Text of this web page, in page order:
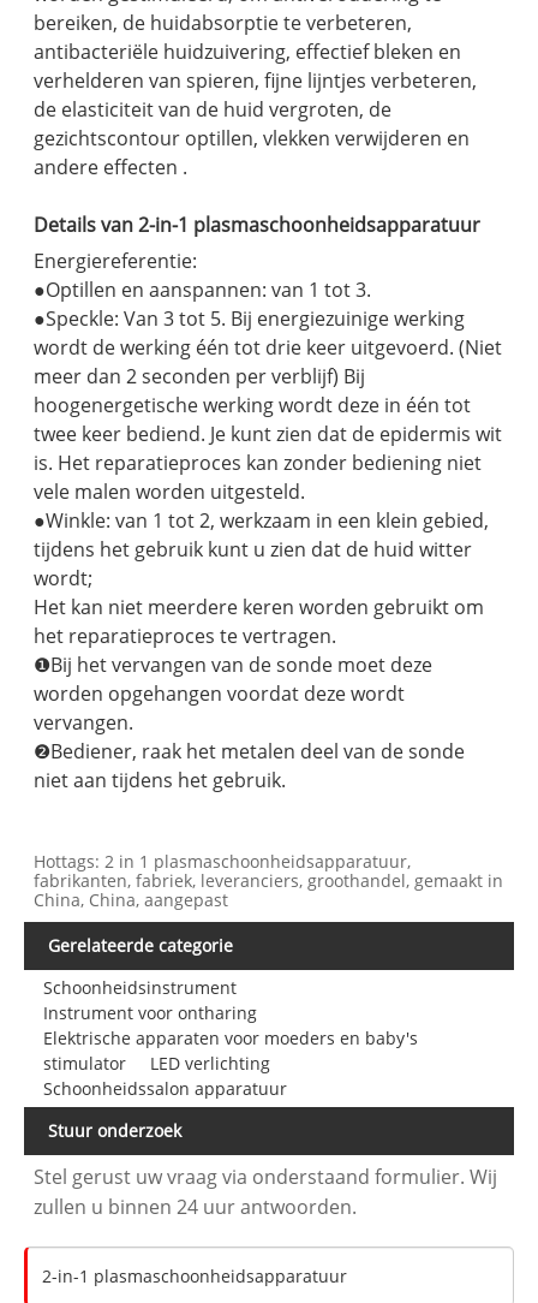
bereiken, de huidabsorptie te verbeteren,
antibacteriële huidzuivering, effectief bleken en
verhelderen van spieren, fijne lijntjes verbeteren,
de elasticiteit van de huid vergroten, de
gezichtscontour optillen, vlekken verwijderen en
andere effecten .
Details van 2-in-1 plasmaschoonheidsapparatuur
Energiereferentie:
●Optillen en aanspannen: van 1 tot 3.
●Speckle: Van 3 tot 5. Bij energiezuinige werking
wordt de werking één tot drie keer uitgevoerd. (Niet
meer dan 2 seconden per verblijf) Bij
hoogenergetische werking wordt deze in één tot
twee keer bediend. Je kunt zien dat de epidermis wit
is. Het reparatieproces kan zonder bediening niet
vele malen worden uitgesteld.
●Winkle: van 1 tot 2, werkzaam in een klein gebied,
tijdens het gebruik kunt u zien dat de huid witter
wordt;
Het kan niet meerdere keren worden gebruikt om
het reparatieproces te vertragen.
❶Bij het vervangen van de sonde moet deze
worden opgehangen voordat deze wordt
vervangen.
❷Bediener, raak het metalen deel van de sonde
niet aan tijdens het gebruik.
Hottags: 2 in 1 plasmaschoonheidsapparatuur,
fabrikanten, fabriek, leveranciers, groothandel, gemaakt in
China, China, aangepast
Gerelateerde categorie
Schoonheidsinstrument
Instrument voor ontharing
Elektrische apparaten voor moeders en baby's
stimulator
LED verlichting
Schoonheidssalon apparatuur
Stuur onderzoek
Stel gerust uw vraag via onderstaand formulier. Wij
zullen u binnen 24 uur antwoorden.